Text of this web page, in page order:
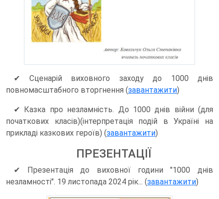
✔ Сценарій виховного заходу до 1000 днів
повномасштабного вторгнення (завантажити)
✔ Казка про незламність. До 1000 днів війни (для
початкових класів)(інтерпретація подій в Україні на
прикладі казкових героїв) (завантажити)
ПРЕЗЕНТАЦІЇ
✔ Презентація до виховної години "1000 днів
незламності". 19 листопада 2024 рік... (завантажити)